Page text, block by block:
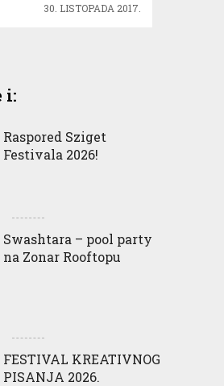
30. LISTOPADA 2017.
i:
Raspored Sziget
Festivala 2026!
Swashtara – pool party
na Zonar Rooftopu
FESTIVAL KREATIVNOG
PISANJA 2026.